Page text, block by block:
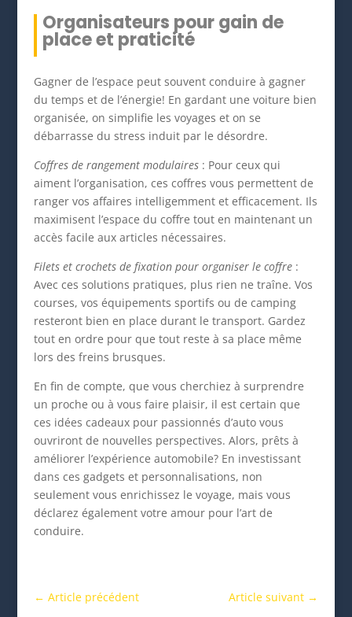
Organisateurs pour gain de
place et praticité
Gagner de l’espace peut souvent conduire à gagner
du temps et de l’énergie! En gardant une voiture bien
organisée, on simplifie les voyages et on se
débarrasse du stress induit par le désordre.
Coffres de rangement modulaires: Pour ceux qui
aiment l’organisation, ces coffres vous permettent de
ranger vos affaires intelligemment et efficacement. Ils
maximisent l’espace du coffre tout en maintenant un
accès facile aux articles nécessaires.
Filets et crochets de fixation pour organiser le coffre:
Avec ces solutions pratiques, plus rien ne traîne. Vos
courses, vos équipements sportifs ou de camping
resteront bien en place durant le transport. Gardez
tout en ordre pour que tout reste à sa place même
lors des freins brusques.
En fin de compte, que vous cherchiez à surprendre
un proche ou à vous faire plaisir, il est certain que
ces idées cadeaux pour passionnés d’auto vous
ouvriront de nouvelles perspectives. Alors, prêts à
améliorer l’expérience automobile? En investissant
dans ces gadgets et personnalisations, non
seulement vous enrichissez le voyage, mais vous
déclarez également votre amour pour l’art de
conduire.
← Article précédent Article suivant →